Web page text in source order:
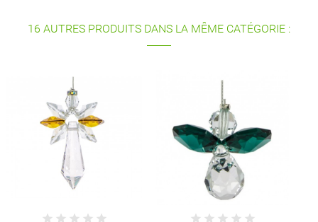
16 AUTRES PRODUITS DANS LA MÊME CATÉGORIE :